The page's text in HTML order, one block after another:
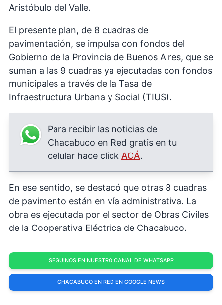
Aristóbulo del Valle.
El presente plan, de 8 cuadras de
pavimentación, se impulsa con fondos del
Gobierno de la Provincia de Buenos Aires, que se
suman a las 9 cuadras ya ejecutadas con fondos
municipales a través de la Tasa de
Infraestructura Urbana y Social (TIUS).
Para recibir las noticias de
Chacabuco en Red gratis en tu
celular hace click ACÁ.
En ese sentido, se destacó que otras 8 cuadras
de pavimento están en vía administrativa. La
obra es ejecutada por el sector de Obras Civiles
de la Cooperativa Eléctrica de Chacabuco.
SEGUINOS EN NUESTRO CANAL DE WHATSAPP
CHACABUCO EN RED EN GOOGLE NEWS